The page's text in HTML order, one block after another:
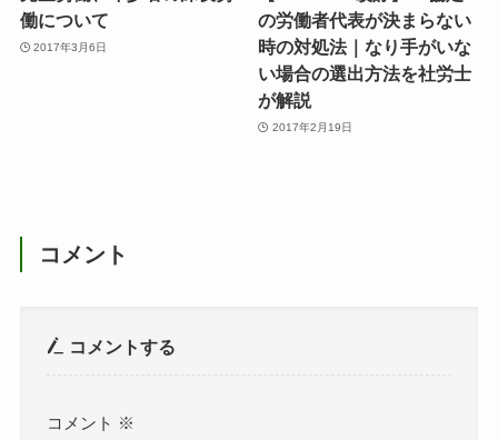
働について
2017年3月6日
の労働者代表が決まらない
時の対処法｜なり手がいな
い場合の選出方法を社労士
が解説
2017年2月19日
コメント
コメントする
コメント ※